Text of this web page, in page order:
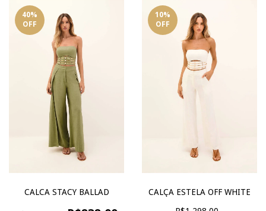
40%
OFF
CALCA STACY BALLAD
10%
OFF
CALÇA ESTELA OFF WHITE